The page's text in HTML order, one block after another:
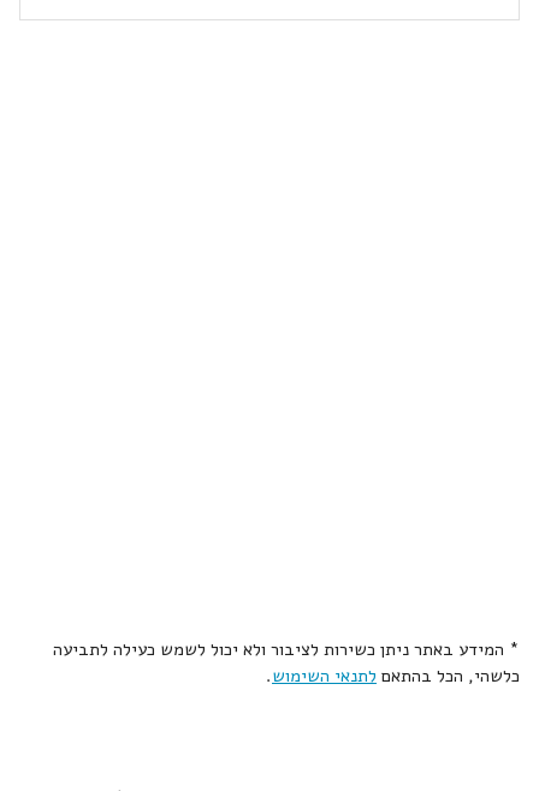
* המידע באתר ניתן כשירות לציבור ולא יכול לשמש כעילה לתביעה
כלשהי, הכל בהתאם לתנאי השימוש.